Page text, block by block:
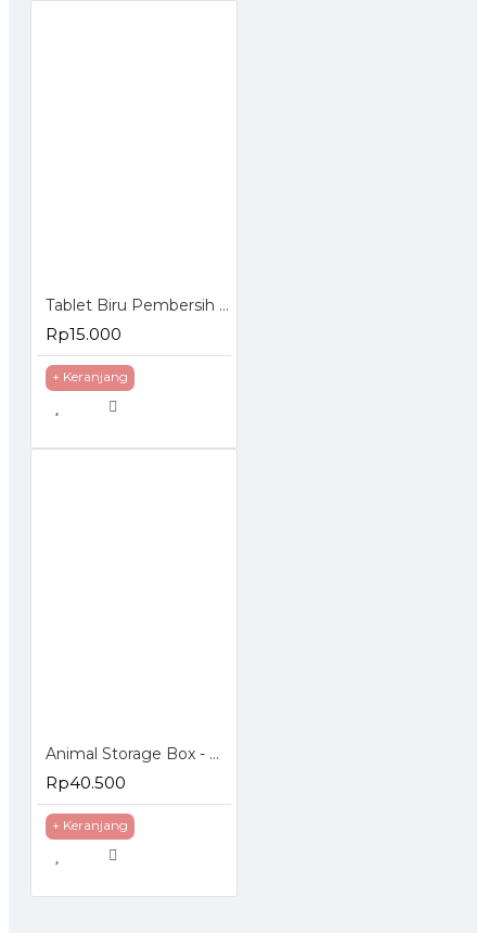
Tablet Biru Pembersih Kloset Sabun Pembersih Toilet 1 Pack isi 10 Pcs
Rp15.000
+ Keranjang
Animal Storage Box - Bangku Anak - Tempat Penyimpanan Mainan
Rp40.500
+ Keranjang